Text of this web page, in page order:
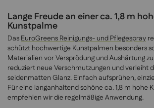
Lange Freude an einer ca. 1,8 m
Kunstpalme
DasEuroGreens Reinigungs- und Pflegespray
schützt hochwertige Kunstpalmen besonders
Materialien vor Versprödung und Aushärtung
reduziert neue Verschmutzungen und verleiht
seidenmatten Glanz. Einfach aufsprühen,
Für eine langanhaltend schöne ca. 1,8 m hohe
empfehlen wir die regelmäßige Anwendung.